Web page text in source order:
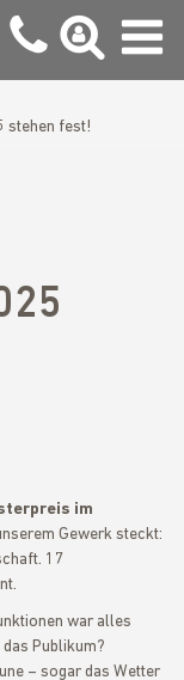
stehen fest!
im
Gewerk steckt:
17
war alles
Publikum?
– sogar das Wetter